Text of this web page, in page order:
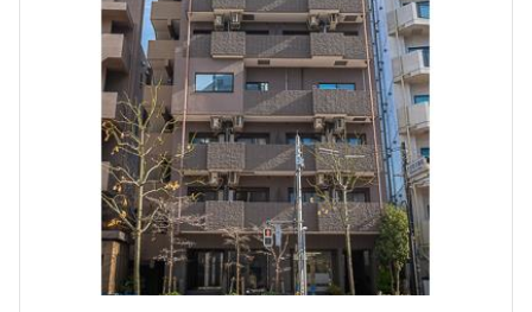
検索結果の絞り込み
〜
管理費/共益費含む
礼金１ヶ月以下
フリーレント付き